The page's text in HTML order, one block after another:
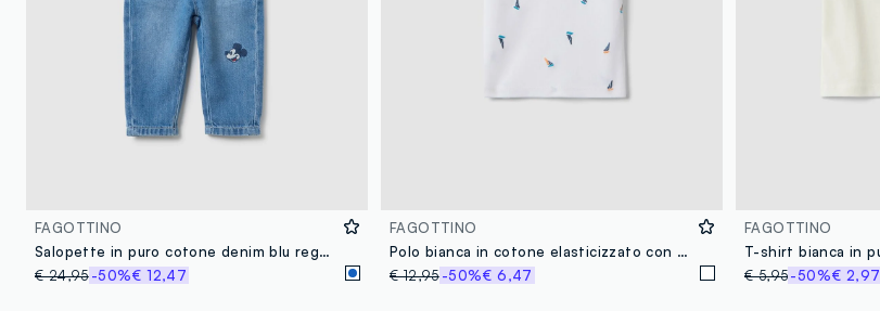
FAGOTTINO
Salopette in puro cotone denim blu regular fit con ricami per bimbo
€ 24,95-50%€ 12,47
FAGOTTINO
Polo bianca in cotone elasticizzato con stampa barchette per bimbo regular fit
€ 12,95-50%€ 6,47
FAGOTTINO
€ 5,95-50%€ 2,97